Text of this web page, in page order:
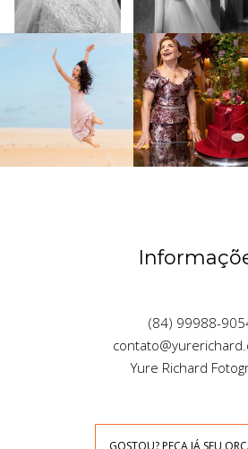
(84) 99988-
Yure Richard
GOSTOU? PEÇA JÁ SEU